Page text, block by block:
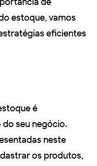
estoque, vamos
eficientes
é
seu negócio.
neste
os produtos,